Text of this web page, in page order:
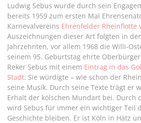
Ludwig Sebus wurde durch sein
bereits 1959 zum ersten Mal
Karnevalvereins Ehrenfelder Rheinflotte
Auszeichnungen dieser Art folgten in
Jahrzehnten, vor allem 1968 die Willi-
seinem 95. Geburtstag ehrte
Reker Sebus mit einem Eintrag in das
Stadt. Sie würdigte – wie schon der
seine Musik. Durch seine Texte trägt er
Erhalt der kölschen Mundart bei. Durch
wird Sebus für immer ein wichtiger Teil
Geschichte bleiben. Er ist Köln in Hätz